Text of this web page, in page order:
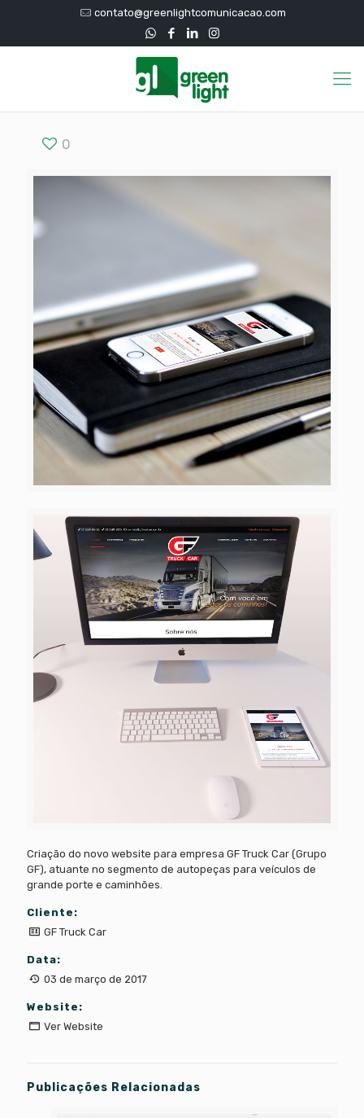
contato@greenlightcomunicacao.com
0
Criação do novo website para empresa GF Truck Car (Grupo
GF), atuante no segmento de autopeças para veículos de
grande porte e caminhões.
Cliente:
GF Truck Car
Data:
03 de março de 2017
Website:
Ver Website
Publicações Relacionadas